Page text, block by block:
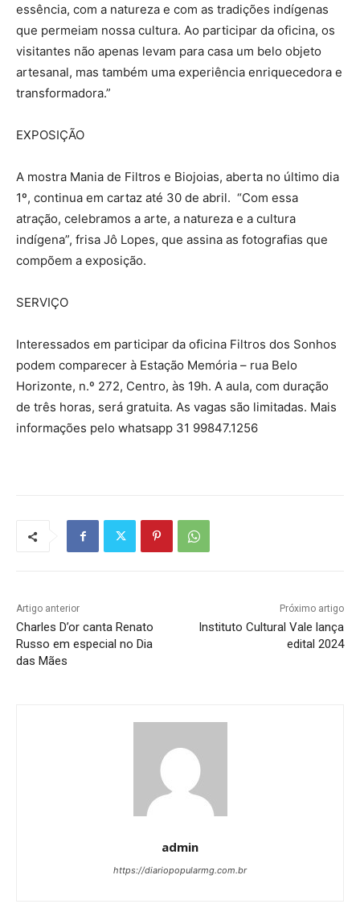
essência, com a natureza e com as tradições indígenas
que permeiam nossa cultura. Ao participar da oficina, os
visitantes não apenas levam para casa um belo objeto
artesanal, mas também uma experiência enriquecedora e
transformadora.”
EXPOSIÇÃO
A mostra Mania de Filtros e Biojoias, aberta no último dia
1º, continua em cartaz até 30 de abril. “Com essa
atração, celebramos a arte, a natureza e a cultura
indígena”, frisa Jô Lopes, que assina as fotografias que
compõem a exposição.
SERVIÇO
Interessados em participar da oficina Filtros dos Sonhos
podem comparecer à Estação Memória – rua Belo
Horizonte, n.º 272, Centro, às 19h. A aula, com duração
de três horas, será gratuita. As vagas são limitadas. Mais
informações pelo whatsapp 31 99847.1256
Artigo anterior
Charles D’or canta Renato
Russo em especial no Dia
das Mães
Próximo artigo
Instituto Cultural Vale lança
edital 2024
admin
https://diariopopularmg.com.br